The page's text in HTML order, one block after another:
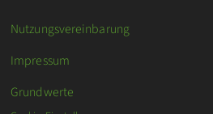
Nutzungsvereinbarung
Impressum
Grundwerte